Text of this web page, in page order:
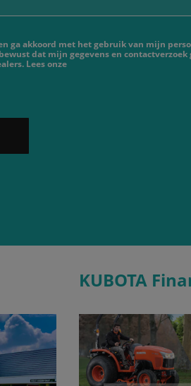
ga akkoord met het gebruik van mijn
dat mijn gegevens en
Lees onze
KUBOTA